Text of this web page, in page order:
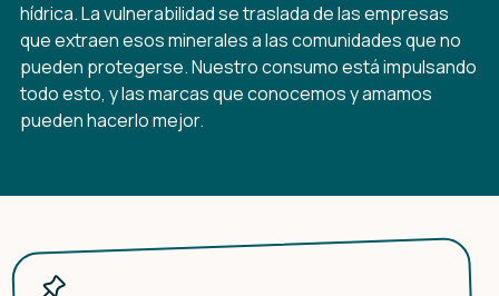
hídrica. La vulnerabilidad se traslada de las empresas
que extraen esos minerales a las comunidades que no
pueden protegerse. Nuestro consumo está impulsando
todo esto, y las marcas que conocemos y amamos
pueden hacerlo mejor.